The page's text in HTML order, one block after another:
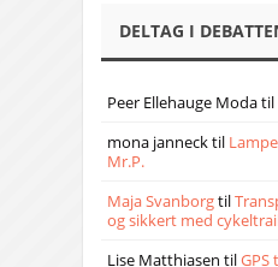
DELTAG I
Peer Ellehauge Modatil
mona jannecktil
Mr.P.
Maja Svanborgtil
og sikkert med
Lise Matthiasen tilGPS